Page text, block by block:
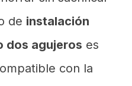
de instalación
dos agujeros es
con la